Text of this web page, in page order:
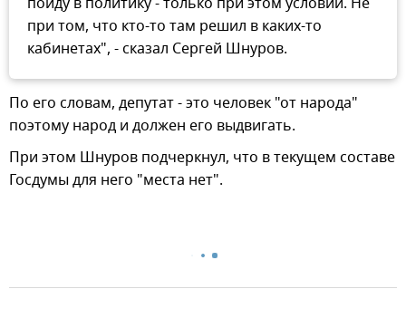
при том, что кто-то там решил в каких-то
кабинетах", - сказал Сергей Шнуров.
По его словам, депутат - это человек "от народа"
поэтому народ и должен его выдвигать.
При этом Шнуров подчеркнул, что в текущем составе
Госдумы для него "места нет".